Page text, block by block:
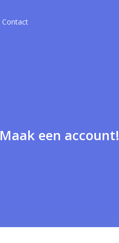
Contact
Maak een account!